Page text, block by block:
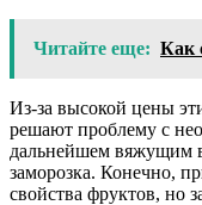
Читайте еще: Как
Из-за высокой цены
решают проблему с
дальнейшем вяжущим
заморозка. Конечно,
свойства фруктов, но